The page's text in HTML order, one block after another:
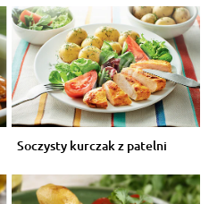
Soczysty kurczak z patelni